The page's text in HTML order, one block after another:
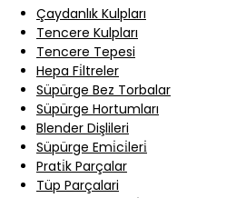
Çaydanlık Kulpları
Tencere Kulpları
Tencere Tepesi
Hepa Fi̇ltreler
Süpürge Bez Torbalar
Süpürge Hortumları
Blender Dişlileri
Süpürge Emi̇ci̇leri̇
Prati̇k Parçalar
Tüp Parçalari